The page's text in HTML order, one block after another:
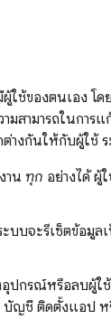
ช้ของตนเอง โ
ามสามารถในก
งกันให้กับผู้ใช้
าน ทุก อย่างได้ ผู้
บบจะรีเซ็ตข้อมู
ปกรณ์หรือลบผู้ใ
ญชี ติดตั้งแอป